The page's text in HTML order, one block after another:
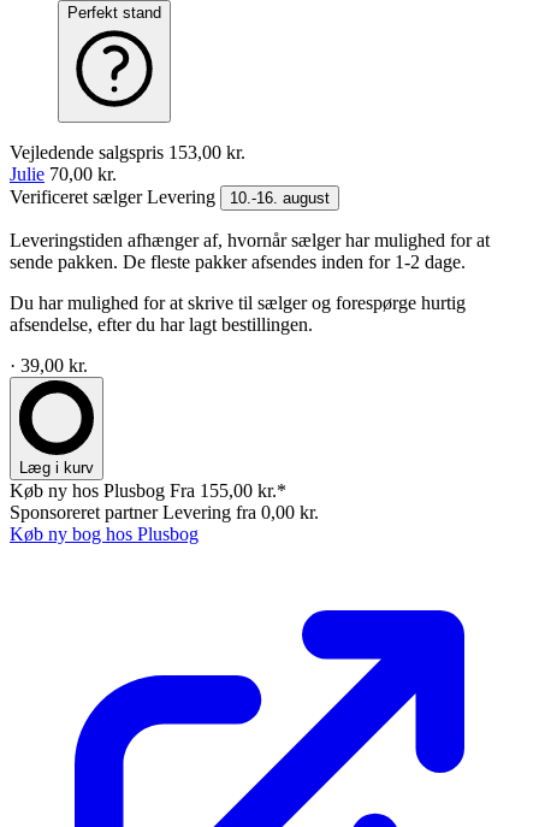
Perfekt stand
Vejledende salgspris 153,00 kr.
Julie 70,00 kr.
Verificeret sælgerLevering 10.-16. august
Leveringstiden afhænger af, hvornår sælger har mulighed for at
sende pakken. De fleste pakker afsendes inden for 1-2 dage.
Du har mulighed for at skrive til sælger og forespørge hurtig
afsendelse, efter du har lagt bestillingen.
· 39,00 kr.
Læg i kurv
Køb ny hos Plusbog Fra 155,00 kr.*
Sponsoreret partnerLevering fra 0,00 kr.
Køb ny bog hos Plusbog